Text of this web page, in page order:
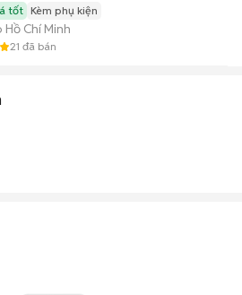
tốt Kèm phụ kiện
Hồ Chí Minh
21 đã bán